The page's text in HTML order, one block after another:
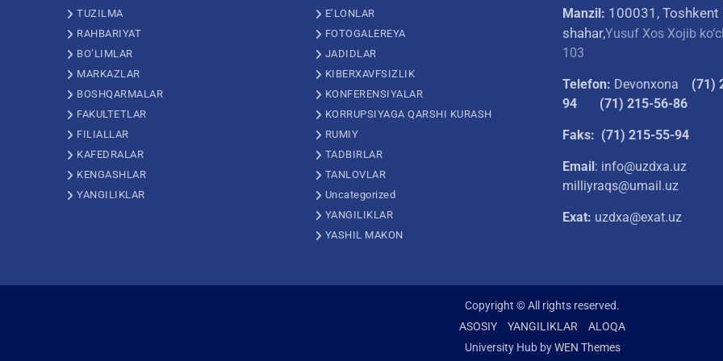
TUZILMA
RAHBARIYAT
BO’LIMLAR
MARKAZLAR
BOSHQARMALAR
FAKULTETLAR
FILIALLAR
KAFEDRALAR
KENGASHLAR
YANGILIKLAR
E’LONLAR
FOTOGALEREYA
JADIDLAR
KIBERXAVFSIZLIK
KONFERENSIYALAR
KORRUPSIYAGA QARSHI KURASH
RUMIY
TADBIRLAR
TANLOVLAR
Uncategorized
YANGILIKLAR
YASHIL MAKON
Manzil: 100031, Toshkent
shahar,Yusuf Xos Xojib
103
Telefon: Devonxona (71)
94
(71) 215-56-86
Faks: (71) 215-55-94
Email: info@uzdxa.uz
milliyraqs@umail.uz
Exat: uzdxa@exat.uz
Copyright © All rights reserved.
ASOSIY
YANGILIKLAR
ALOQA
University Hub byWEN Themes